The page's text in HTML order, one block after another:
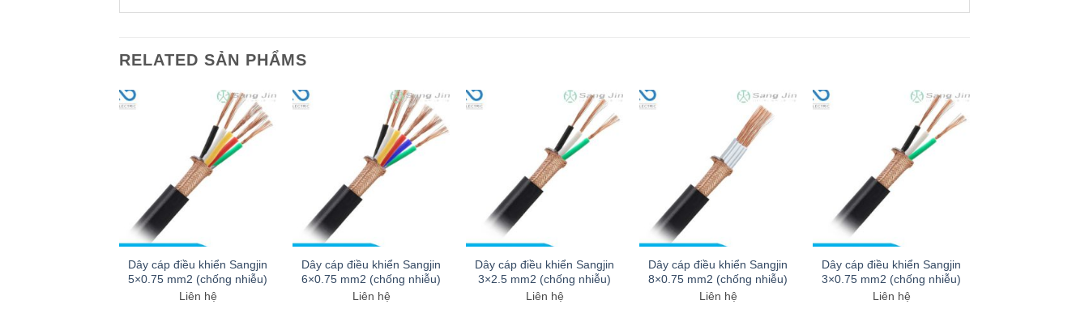
RELATED SẢN PHẨMS
Dây cáp điều khiển Sangjin
5×0.75 mm2 (chống nhiễu)
Liên hệ
Dây cáp điều khiển Sangjin
6×0.75 mm2 (chống nhiễu)
Liên hệ
Dây cáp điều khiển Sangjin
3×2.5 mm2 (chống nhiễu)
Liên hệ
Dây cáp điều khiển Sangjin
8×0.75 mm2 (chống nhiễu)
Liên hệ
Dây cáp điều khiển Sangjin
3×0.75 mm2 (chống nhiễu)
Liên hệ